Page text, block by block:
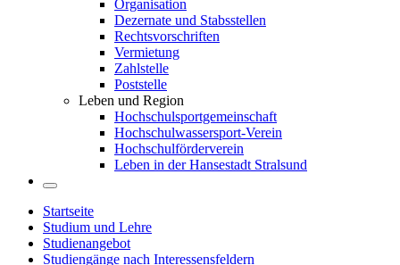
Organisation
Dezernate und Stabsstellen
Rechtsvorschriften
Vermietung
Zahlstelle
Poststelle
Leben und Region
Hochschulsportgemeinschaft
Hochschulwassersport-Verein
Hochschulförderverein
Leben in der Hansestadt Stralsund
Startseite
Studium und Lehre
Studienangebot
Studiengänge nach Interessensfeldern